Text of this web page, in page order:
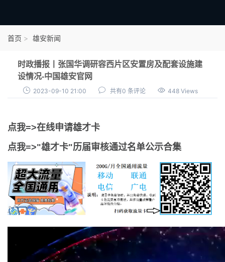
审核通过公示
首页 雄安新闻
时政播报丨张国华调研容西片区安置房及配套设施建
设情况-中国雄安官网
2023-09-10 21:00 共有0 条评论 448 Views
点我=>在线申请雄才卡
点我=>"雄才卡"历届审核通过名单公示合集